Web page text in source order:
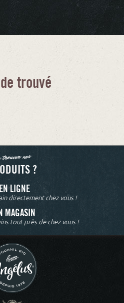
trouvé
trouver nos
?
EN LIGNE
directement chez vous !
MAGASIN
tout près de chez vous !